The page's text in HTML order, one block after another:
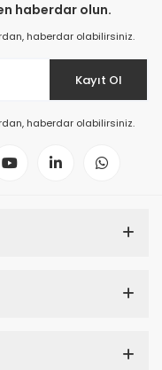
haberdar olun.
haberdar olabilirsiniz.
Kayıt Ol
haberdar olabilirsiniz.